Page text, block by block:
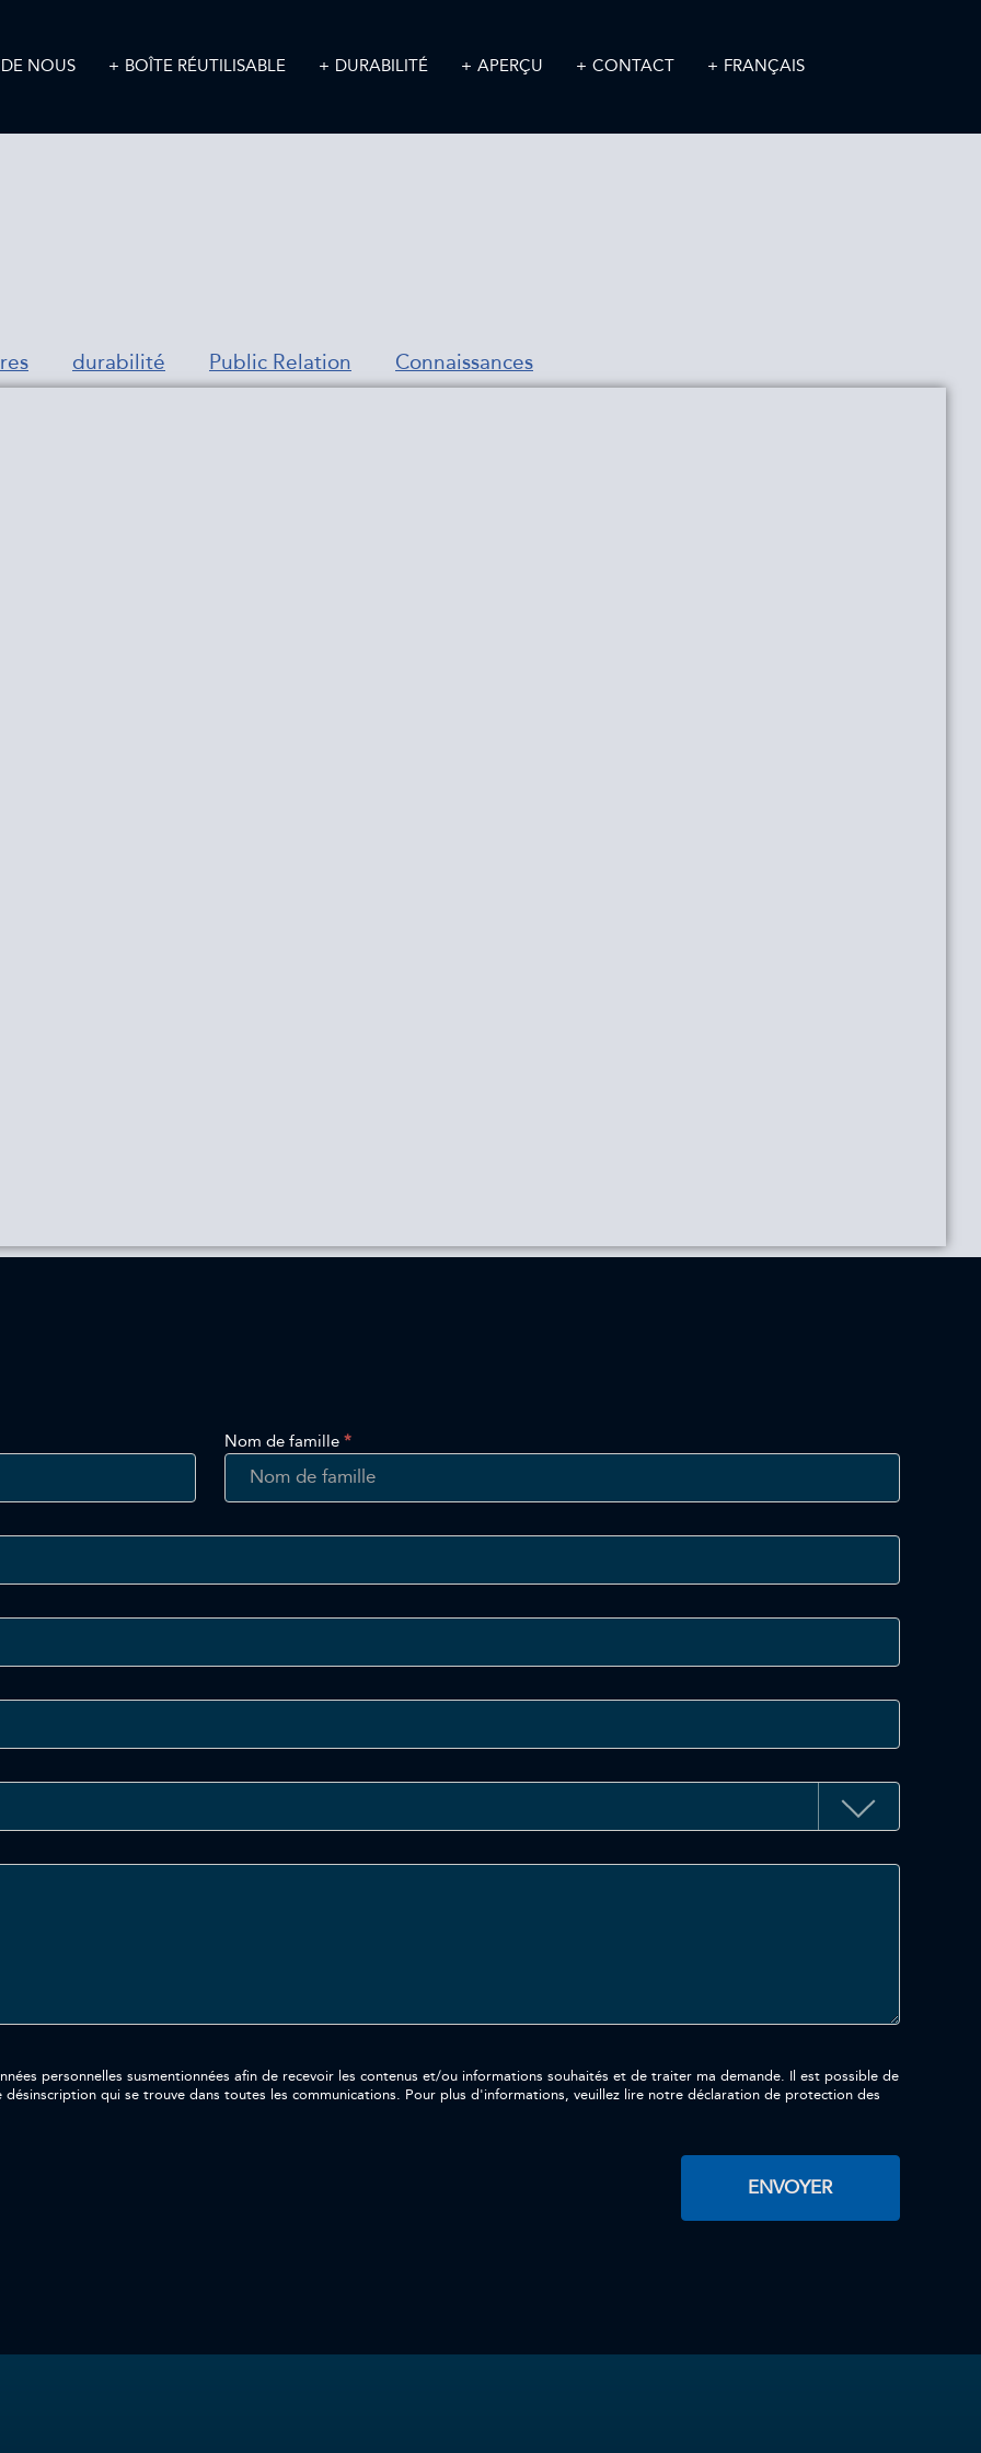
NOUS BOÎTE RÉUTILISABLE DURABILITÉ APERÇU CONTACT FRANÇAIS
durabilité Public Relation Connaissances
Nom de famille *
susmentionnées afin de recevoir les contenus et/ou informations souhaités et de traiter ma demande. Il est possible de
qui se trouve dans toutes les communications. Pour plus d'informations, veuillez lire notre déclaration de protection des
ENVOYER